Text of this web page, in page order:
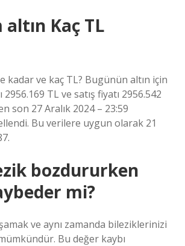
Kaç TL
kadar ve kaç TL? Bugünün altın için
2956.169 TL ve satış fiyatı 2956.542
son 27 Aralık 2024 – 23:59
Bu verilere uygun olarak 21
bozdururken
mi?
ve aynı zamanda bileziklerinizi
Bu değer kaybı